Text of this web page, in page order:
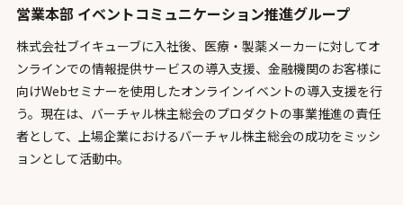
営業本部 イベントコミュニケーション推進グループ
株式会社ブイキューブに入社後、医療・製薬メーカーに対してオ
ンラインでの情報提供サービスの導入支援、金融機関のお客様に
向けWebセミナーを使用したオンラインイベントの導入支援を行
う。現在は、バーチャル株主総会のプロダクトの事業推進の責任
者として、上場企業におけるバーチャル株主総会の成功をミッシ
ョンとして活動中。